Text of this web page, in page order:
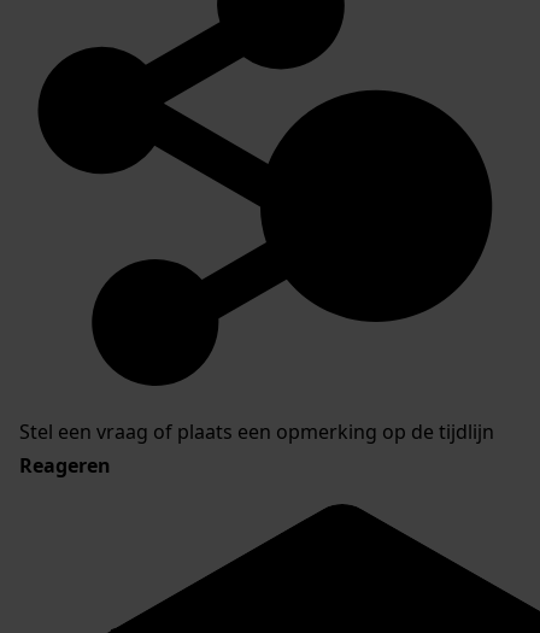
Stel een vraag of plaats een opmerking op de tijdlijn
Reageren